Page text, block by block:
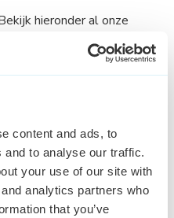
content and ads, to
to analyse our traffic.
your use of our site with
analytics partners who
that you’ve
hieronder al onze
en schrijf je
update